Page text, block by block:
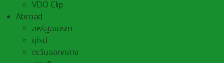
VDO Clip
Abroad
สหรัฐอเมริกา
ยุโรป
ตะวันออกกลาง